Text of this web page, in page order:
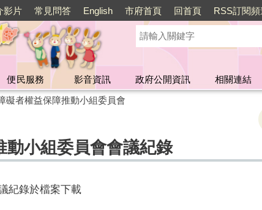
影片 常見問答 English 市府首頁 回首頁 RSS訂閱頻
便民服務 影音資訊 政府公開資訊
相關連結
礙者權益保障推動小組委員會
動小組委員會會議紀錄
紀錄於檔案下載